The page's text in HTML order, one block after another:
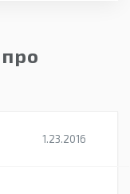
1.23.2016